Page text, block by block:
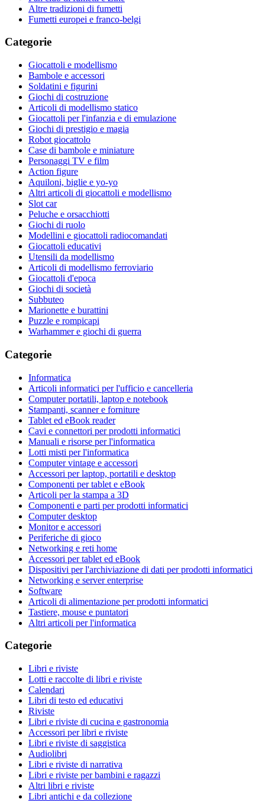
Altre tradizioni di fumetti
Fumetti europei e franco-belgi
Categorie
Giocattoli e modellismo
Bambole e accessori
Soldatini e figurini
Giochi di costruzione
Articoli di modellismo statico
Giocattoli per l'infanzia e di emulazione
Giochi di prestigio e magia
Robot giocattolo
Case di bambole e miniature
Personaggi TV e film
Action figure
Aquiloni, biglie e yo-yo
Altri articoli di giocattoli e modellismo
Slot car
Peluche e orsacchiotti
Giochi di ruolo
Modellini e giocattoli radiocomandati
Giocattoli educativi
Utensili da modellismo
Articoli di modellismo ferroviario
Giocattoli d'epoca
Giochi di società
Subbuteo
Marionette e burattini
Puzzle e rompicapi
Warhammer e giochi di guerra
Categorie
Informatica
Articoli informatici per l'ufficio e cancelleria
Computer portatili, laptop e notebook
Stampanti, scanner e forniture
Tablet ed eBook reader
Cavi e connettori per prodotti informatici
Manuali e risorse per l'informatica
Lotti misti per l'informatica
Computer vintage e accessori
Accessori per laptop, portatili e desktop
Componenti per tablet e eBook
Articoli per la stampa a 3D
Componenti e parti per prodotti informatici
Computer desktop
Monitor e accessori
Periferiche di gioco
Networking e reti home
Accessori per tablet ed eBook
Dispositivi per l'archiviazione di dati per prodotti informatici
Networking e server enterprise
Software
Articoli di alimentazione per prodotti informatici
Tastiere, mouse e puntatori
Altri articoli per l'informatica
Categorie
Libri e riviste
Lotti e raccolte di libri e riviste
Calendari
Libri di testo ed educativi
Riviste
Libri e riviste di cucina e gastronomia
Accessori per libri e riviste
Libri e riviste di saggistica
Audiolibri
Libri e riviste di narrativa
Libri e riviste per bambini e ragazzi
Altri libri e riviste
Libri antichi e da collezione